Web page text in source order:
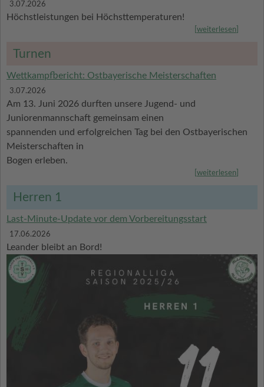
3.07.2026
Höchstleistungen bei Höchsttemperaturen!
weiterlesen
Turnen
Wettkampfbericht: Ostbayerische Meisterschaften
3.07.2026
Am 13. Juni 2026 durften unsere Jugend- und
Juniorenmannschaft gemeinsam einen
spannenden und erfolgreichen Tag bei den Ostbayerischen
Meisterschaften in
Bogen erleben.
weiterlesen
Herren 1
Last-Minute-Update vor dem Vorbereitungsstart
17.06.2026
Leander bleibt an Bord!